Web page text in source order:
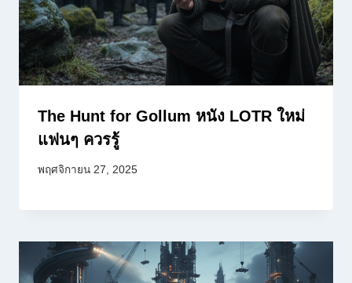
The Hunt for Gollum หนัง LOTR ใหม่
แฟนๆ ควรรู้
พฤศจิกายน 27, 2025